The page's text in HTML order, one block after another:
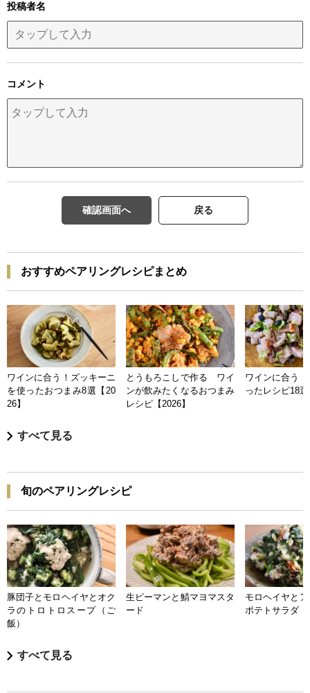
投稿者名
コメント
確認画面へ 戻る
おすすめペアリングレシピまとめ
ワインに合う！ズッキーニ
を使ったおつまみ8選【20
26】
とうもろこしで作る ワイ
ンが飲みたくなるおつまみ
レシピ【2026】
ワインに合う
ったレシピ18
すべて見る
旬のペアリングレシピ
豚団子とモロヘイヤとオク
ラのトロトロスープ（ご
飯）
生ピーマンと鯖マヨマスタ
ード
モロヘイヤと
ポテトサラダ
すべて見る